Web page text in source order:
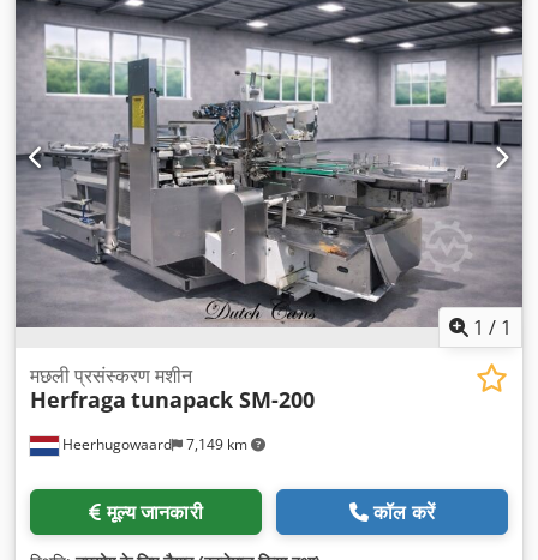
1 / 1
Heerhugowaard 7,149 km
मछली प्रसंस्करण मशीन
Herfraga tunapack SM-200
मूल्य जानकारी कॉल करें